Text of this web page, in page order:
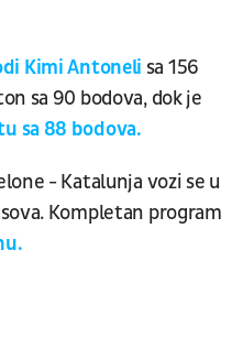
Kimi Antoneli sa 156
sa 90 bodova, dok je
sa 88 bodova.
- Katalunja vozi se u
Kompletan program